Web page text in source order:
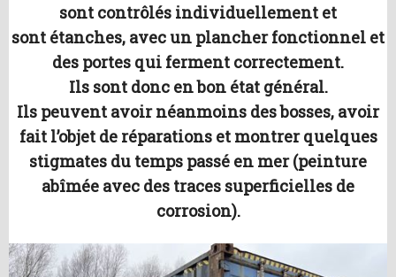
sont contrôlés individuellement et
sont étanches, avec un plancher fonctionnel et
des portes qui ferment correctement.
Ils sont donc en bon état général.
Ils peuvent avoir néanmoins des bosses, avoir
fait l’objet de réparations et montrer quelques
stigmates du temps passé en mer (peinture
abîmée avec des traces superficielles de
corrosion).